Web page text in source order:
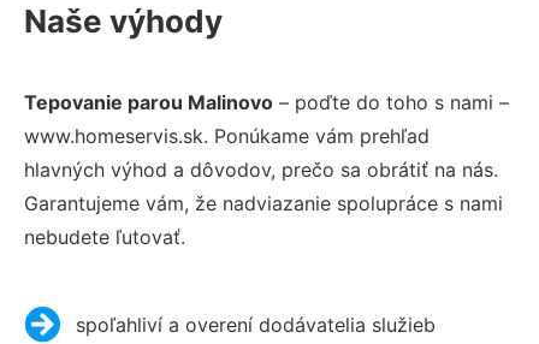
Naše výhody
Tepovanie parou Malinovo – poďte do toho s nami –
www.homeservis.sk. Ponúkame vám prehľad
hlavných výhod a dôvodov, prečo sa obrátiť na nás.
Garantujeme vám, že nadviazanie spolupráce s nami
nebudete ľutovať.
spoľahliví a overení dodávatelia služieb